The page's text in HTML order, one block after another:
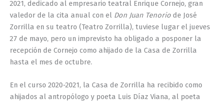
2021, dedicado al empresario teatral Enrique Cornejo, gran
valedor de la cita anual con el Don Juan Tenorio de José
Zorrilla en su teatro (Teatro Zorrilla), tuviese lugar el jueves
27 de mayo, pero un imprevisto ha obligado a posponer la
recepción de Cornejo como ahijado de la Casa de Zorrilla
hasta el mes de octubre.
En el curso 2020-2021, la Casa de Zorrilla ha recibido como
ahijados al antropólogo y poeta Luis Díaz Viana, al poeta